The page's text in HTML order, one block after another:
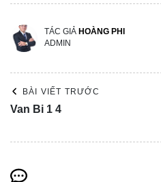
TÁC GIẢ HOÀNG PHI
ADMIN
BÀI VIẾT TRƯỚC
Van Bi 1 4